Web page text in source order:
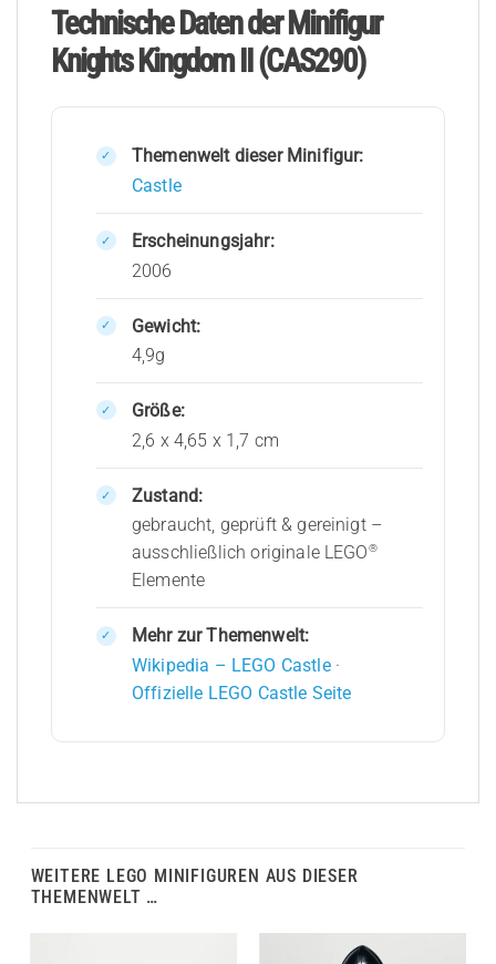
Technische Daten der Minifigur
Knights Kingdom II (CAS290)
Themenwelt dieser Minifigur:
Castle
Erscheinungsjahr:
2006
Gewicht:
4,9g
Größe:
2,6 x 4,65 x 1,7 cm
Zustand:
gebraucht, geprüft & gereinigt –
ausschließlich originale LEGO®
Elemente
Mehr zur Themenwelt:
Wikipedia – LEGO Castle·
Offizielle LEGO Castle Seite
WEITERE LEGO MINIFIGUREN AUS DIESER
THEMENWELT …